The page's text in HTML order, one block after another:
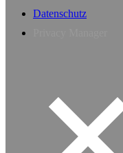
Datenschutz